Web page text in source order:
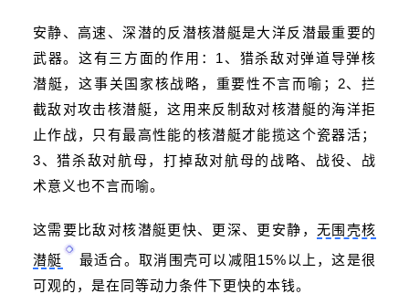
安静、高速、深潜的反潜核潜艇是大洋反潜最重要的
武器。这有三方面的作用：1、猎杀敌对弹道导弹核
潜艇，这事关国家核战略，重要性不言而喻；2、拦
截敌对攻击核潜艇，这用来反制敌对核潜艇的海洋拒
止作战，只有最高性能的核潜艇才能揽这个瓷器活；
3、猎杀敌对航母，打掉敌对航母的战略、战役、战
术意义也不言而喻。
这需要比敌对核潜艇更快、更深、更安静， 无围壳核
潜艇
最适合。取消围壳可以减阻15%以上，这是很
可观的，是在同等动力条件下更快的本钱。